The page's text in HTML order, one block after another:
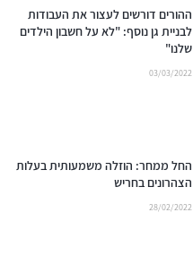
ההורים דורשים לעצור את העבודות
לבניית גן נוסף: "לא על חשבון הילדים
שלנו"
03/03/2022
החל ממחר: הוזלה משמעותית בעלות
הצהרונים בחריש
28/02/2022